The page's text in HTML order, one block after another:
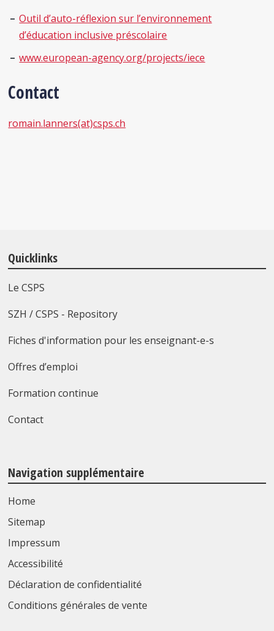
Outil d’auto-réflexion sur l’environnement
d’éducation inclusive préscolaire
www.european-agency.org/projects/iece
Contact
romain.lanners(at)csps.ch
Quicklinks
Le CSPS
SZH / CSPS - Repository
Fiches d'information pour les enseignant-e-s
Offres d’emploi
Formation continue
Contact
Navigation supplémentaire
Home
Sitemap
Impressum
Accessibilité
Déclaration de confidentialité
Conditions générales de vente